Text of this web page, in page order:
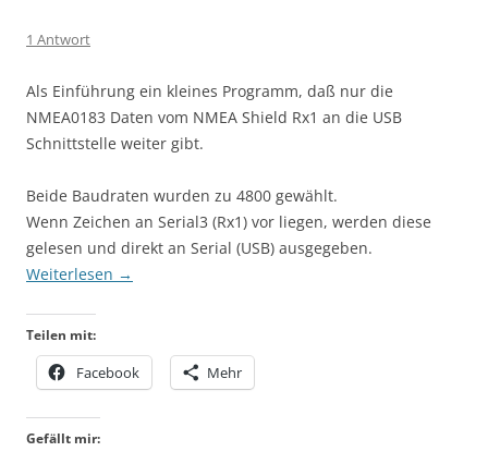
1 Antwort
Als Einführung ein kleines Programm, daß nur die
NMEA0183 Daten vom NMEA Shield Rx1 an die USB
Schnittstelle weiter gibt.
Beide Baudraten wurden zu 4800 gewählt.
Wenn Zeichen an Serial3 (Rx1) vor liegen, werden diese
gelesen und direkt an Serial (USB) ausgegeben.
Weiterlesen →
Teilen mit:
Facebook Mehr
Gefällt mir: